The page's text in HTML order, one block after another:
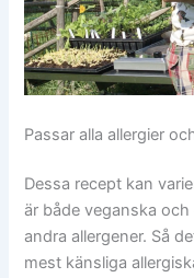
Passar alla allergier
Dessa recept kan
är både veganska
andra allergener. Så
mest känsliga